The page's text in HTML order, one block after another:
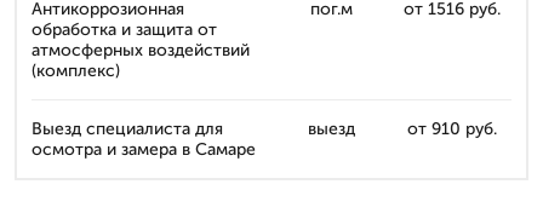
Антикоррозионная
обработка и защита от
атмосферных воздействий
(комплекс)
пог.м от 1516 руб.
Выезд специалиста для
осмотра и замера в Самаре
выезд от 910 руб.